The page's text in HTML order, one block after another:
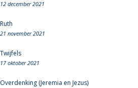
12 december 2021
Ruth
21 november 2021
Twijfels
17 oktober 2021
Overdenking (Jeremia en Jezus)